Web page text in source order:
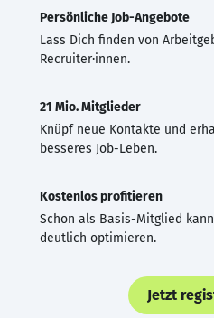
Persönliche Job-Angebote
Lass Dich finden von
Recruiter·innen.
21 Mio. Mitglieder
Knüpf neue Kontakte und
besseres Job-Leben.
Kostenlos profitieren
Schon als Basis-Mitglied
deutlich optimieren.
Jetzt